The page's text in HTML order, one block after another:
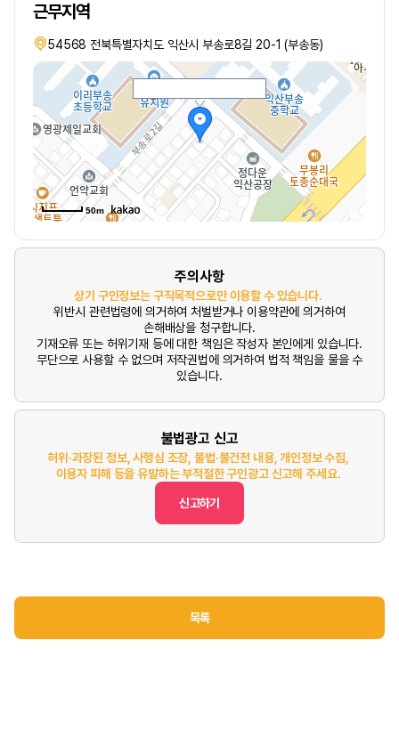
근무지역
54568 전북특별자치도 익산시 부송로8길 20-1 (부송동)
50m
주의사항
상기 구인정보는 구직목적으로만 이용할 수 있습니다.
위반시 관련법령에 의거하여 처벌받거나 이용약관에 의거하여
손해배상을 청구합니다.
기재오류 또는 허위기재 등에 대한 책임은 작성자 본인에게 있습니다.
무단으로 사용할 수 없으며 저작권법에 의거하여 법적 책임을 물을 수
있습니다.
불법광고 신고
허위·과장된 정보, 사행심 조장, 불법·불건전 내용, 개인정보 수집,
이용자 피해 등을 유발하는 부적절한 구인광고 신고해 주세요.
신고하기
목록